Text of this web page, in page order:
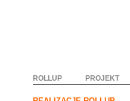
ROLLUP PROJEKT